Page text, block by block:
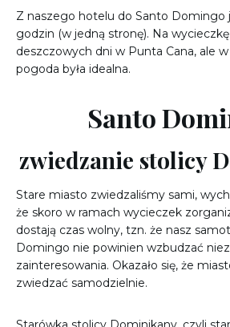
Z naszego hotelu do Santo Domingo
godzin (w jedną stronę). Na
deszczowych dni w Punta Cana, ale
pogoda była idealna.
Santo
zwiedzanie stolicy
Stare miasto zwiedzaliśmy sami,
że skoro w ramach wycieczek
dostają czas wolny, tzn. że nasz
Domingo nie powinien wzbudzać
zainteresowania. Okazało się, że
zwiedzać samodzielnie.